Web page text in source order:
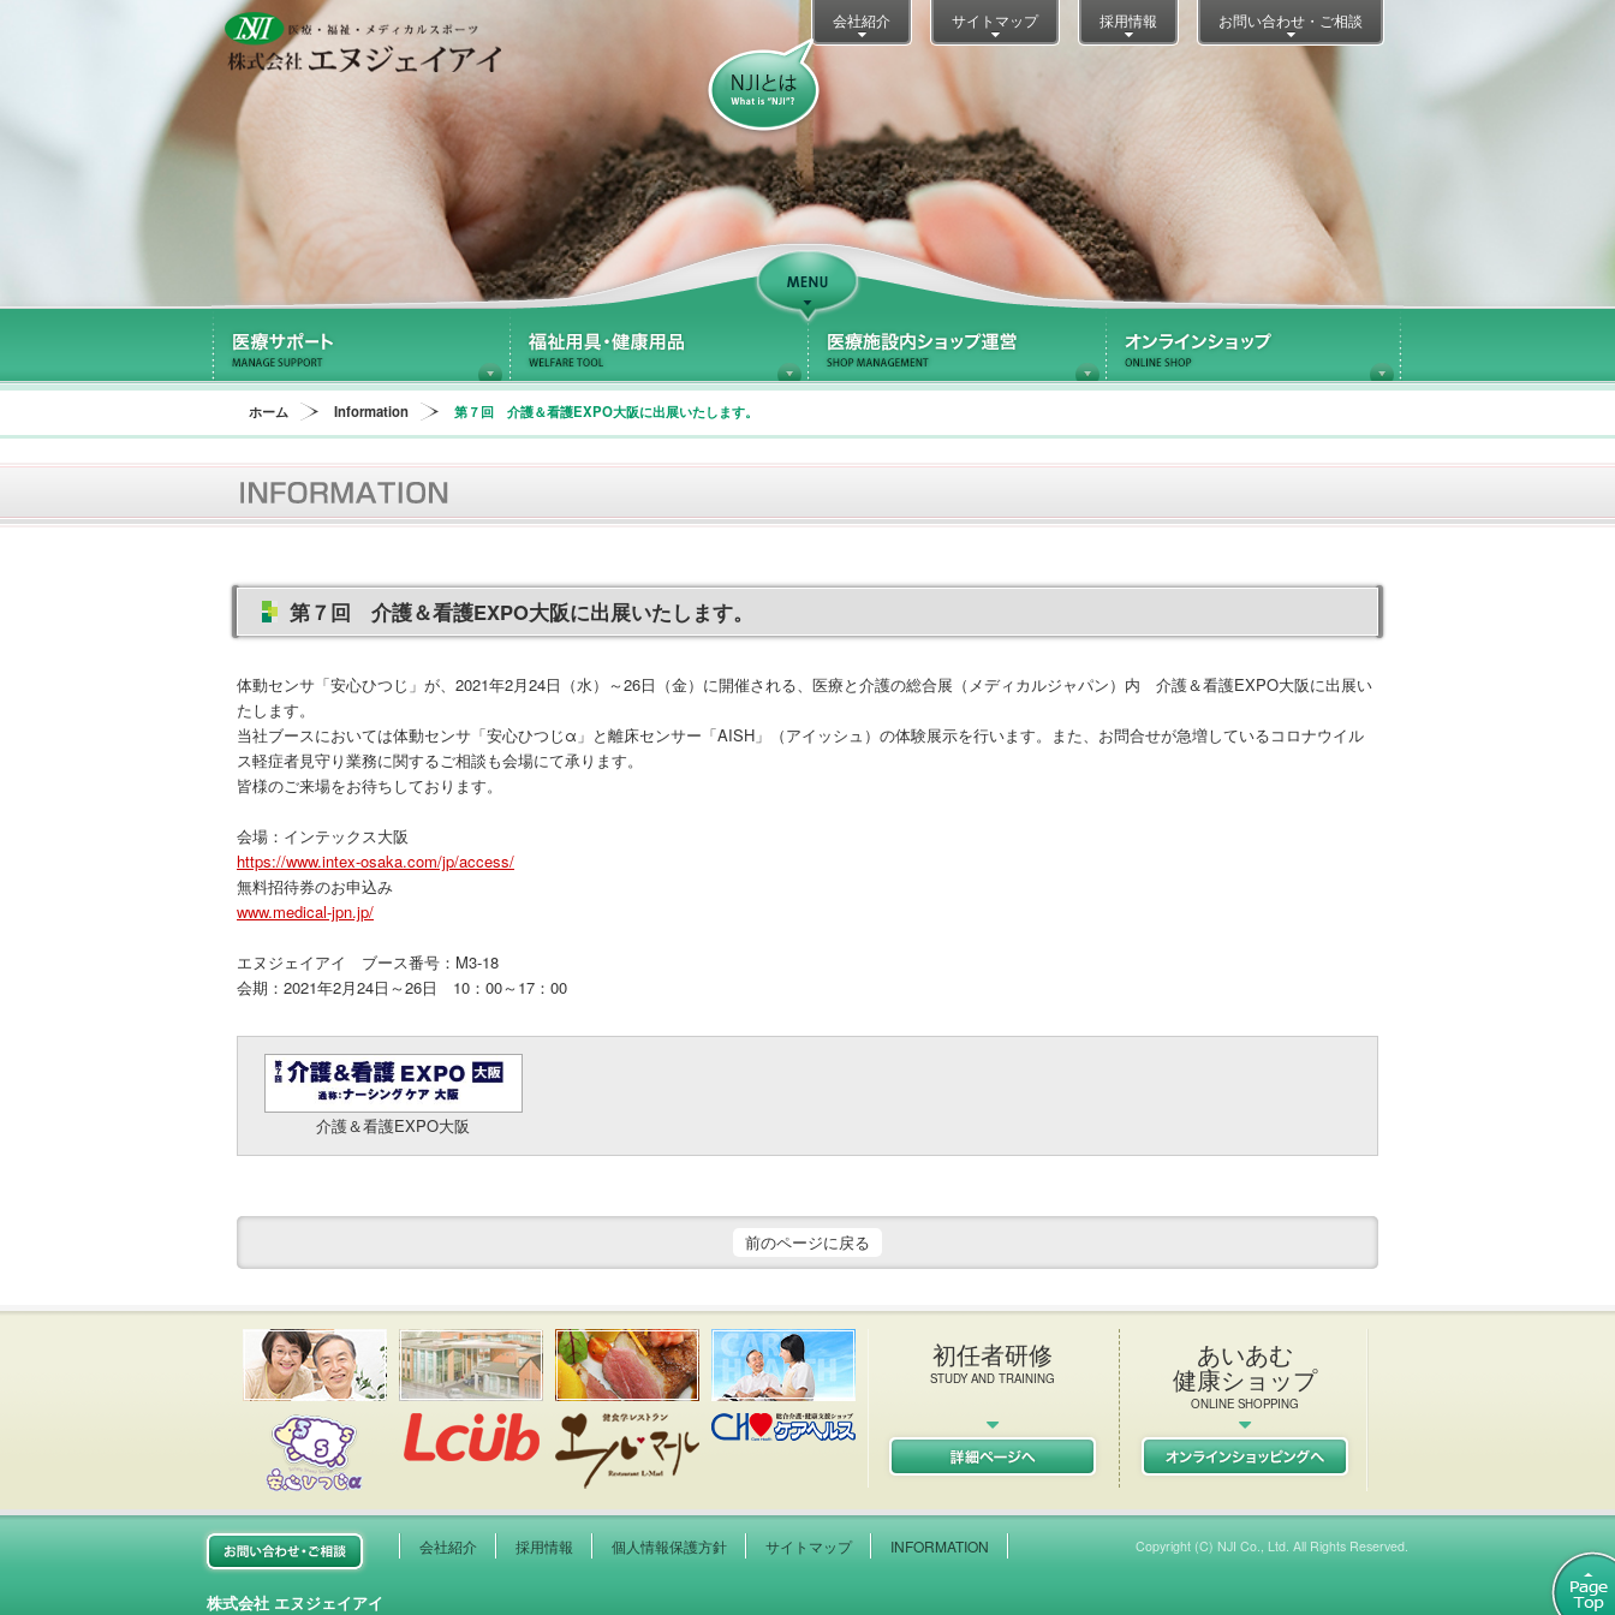
NJIとは？
会社紹介 サイトマップ 採用情報 お問い合わせ・ご相談
Support
医療サポート 福祉用具・健康用品 医療施設内ショップ運営
ホーム Information 第７回 介護＆看護EXPO大阪に出展いたします。
Information
第７回 介護＆看護EXPO大阪に出展いたします。
体動センサ「安心ひつじ」が、2021年2月24日（水）～26日（金）に開催される、医療と介護の総合展（メディカルジャパン）内 介護＆看護EXPO大阪に出展い
たします。
当社ブースにおいては体動センサ「安心ひつじα」と離床センサー「AISH」（アイッシュ）の体験展示を行います。また、お問合せが急増しているコロナウイル
ス軽症者見守り業務に関するご相談も会場にて承ります。
皆様のご来場をお待ちしております。
会場：インテックス大阪
https://www.intex-osaka.com/jp/access/
無料招待券のお申込み
www.medical-jpn.jp/
エヌジェイアイ ブース番号：M3-18
会期：2021年2月24日～26日 10：00～17：00
介護＆看護EXPO大阪
前のページに戻る
安心ひつじ 健院 エルキューブ L-CUBイタリアン＆フレンチレストラン エルマール L-MARL Italian & French restaurant
初任者研修
STUDY AND TRAINING
初任者研修
あいあむ
健康ショップ
ONLINE SHOPPING
あいあむ健康ショップ
お問い合わせご相談
会社紹介 採用情報 個人情報保護方針 サイトマップ INFORMATION Copyright (C) NJI Co., Ltd. All Rights Reserved.
株式会社 エヌジェイアイ